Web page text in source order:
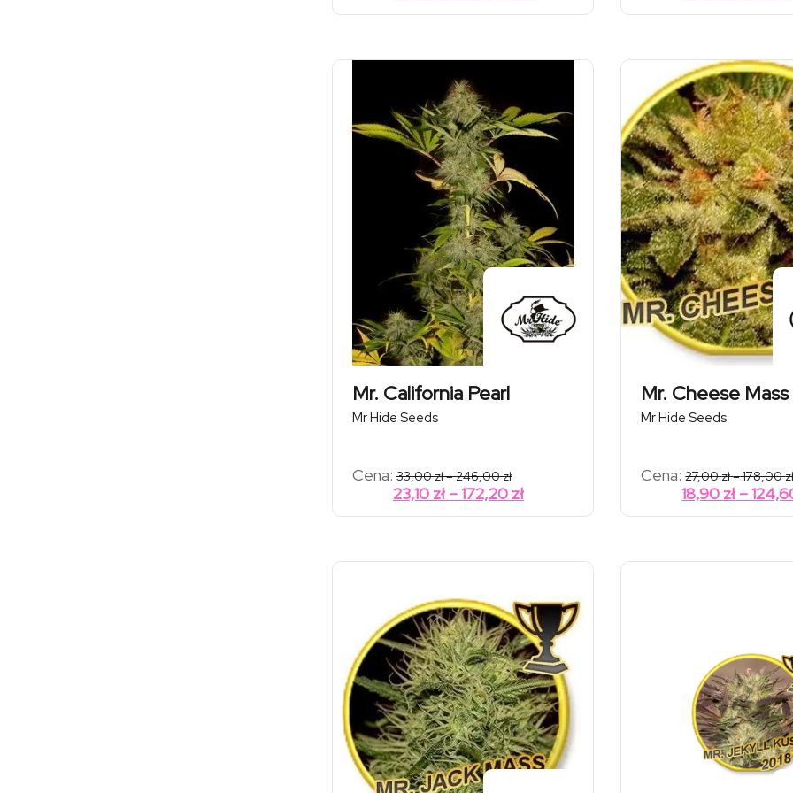
41,00 złcen:
do
Mr. California Pearl
Mr Hide Seeds
Cena: 33,00zł–246,00złZakres
cen:
od
33,00 zł
23,10 zł –172,20 złZakres
cen:
do
Mr. Cheese Mass
Mr Hide Seeds
Cena: 27,00zł–178,00
18,90 zł –